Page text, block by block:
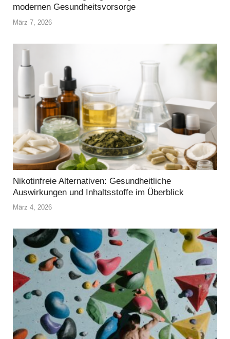
modernen Gesundheitsvorsorge
März 7, 2026
Nikotinfreie Alternativen: Gesundheitliche
Auswirkungen und Inhaltsstoffe im Überblick
März 4, 2026